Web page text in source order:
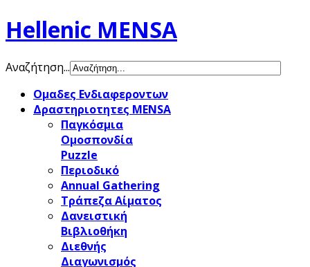
Hellenic MENSA
Αναζήτηση...
Ομαδες Ενδιαφεροντων
Δραστηριοτητες MENSA
Παγκόσμια
Ομοσπονδία
Puzzle
Περιοδικό
Annual Gathering
Τράπεζα Αίματος
Δανειστική
Βιβλιοθήκη
Διεθνής
Διαγωνισμός